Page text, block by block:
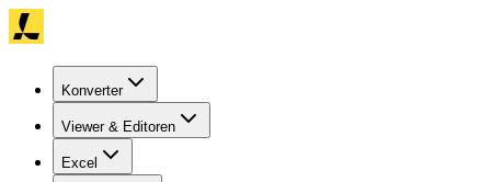
Konverter
Viewer & Editoren
Excel